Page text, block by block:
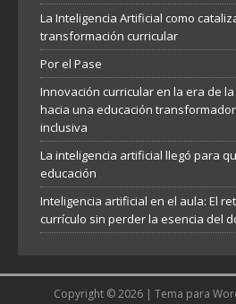
La Inteligencia Artificial como
transformación curricular
Por el Pase
Innovación curricular en la era de
hacia una educación
inclusiva
La inteligencia artificial llegó para
educación
Inteligencia artificial en el aula: El
currículo sin perder la esencia del
Copyright © 2026 | Tema para